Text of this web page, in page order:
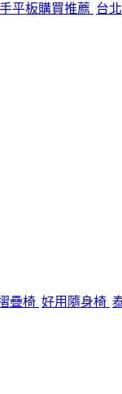
平板購買推薦 台
疊椅 好用隨身椅